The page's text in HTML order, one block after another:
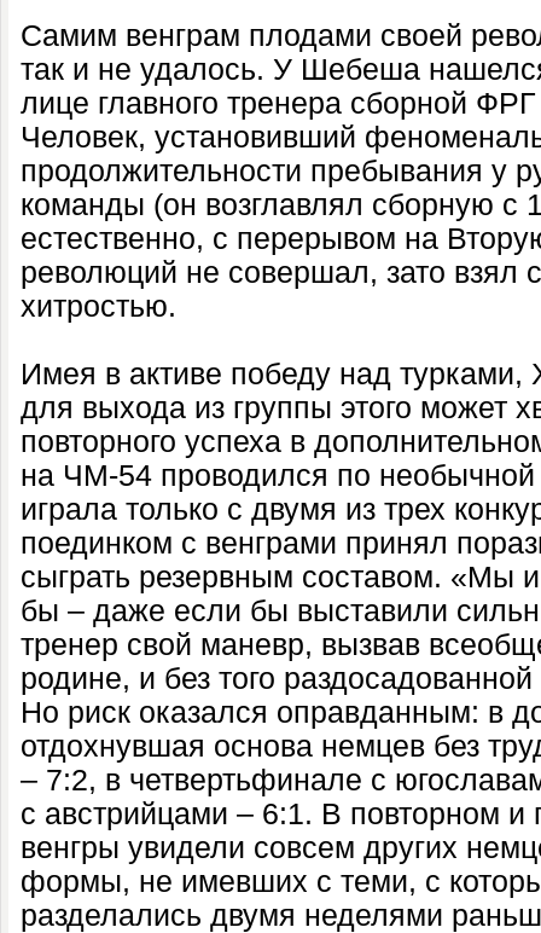
Самим венграм плодами своей
так и не удалось. У Шебеша
лице главного тренера сборной
Человек, установивший
продолжительности пребывания у
команды (он возглавлял сборную с
естественно, с перерывом на
революций не совершал, зато взял
хитростью.
Имея в активе победу над турками,
для выхода из группы этого может
повторного успеха в
на ЧМ-54 проводился по
играла только с двумя из трех
поединком с венграми принял
сыграть резервным составом. «Мы
бы – даже если бы выставили
тренер свой маневр, вызвав
родине, и без того
Но риск оказался оправданным: в
отдохнувшая основа немцев без
– 7:2, в четвертьфинале с
с австрийцами – 6:1. В повторном и
венгры увидели совсем других
формы, не имевших с теми, с
разделались двумя неделями